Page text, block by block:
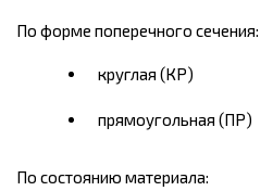
По форме поперечного сечения:
круглая (КР)
прямоугольная (ПР)
По состоянию материала: